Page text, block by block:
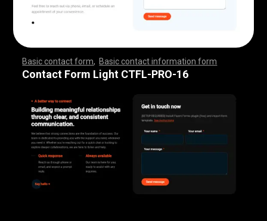
Basic contact form Basic contact information form
,,,,,,,,,,,,,,,,,,,,, ,,,,,,,,,,,,,,,,,,,,,,,,,,,,,,,,,,
,,,,,,,,,,,,,,,,,,,,, ,,,,,,,,,,,,,,,,,,,,,,,,,,,
Contact Form Light CTFL-PRO-16